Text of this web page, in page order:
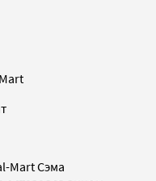
Mart Сэма